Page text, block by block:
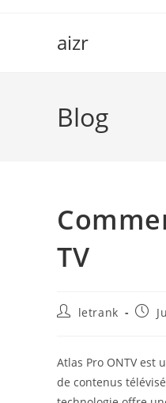
aizr
Blog
TV
Postletrank
Post
Atlas Pro ONTV est
de contenus